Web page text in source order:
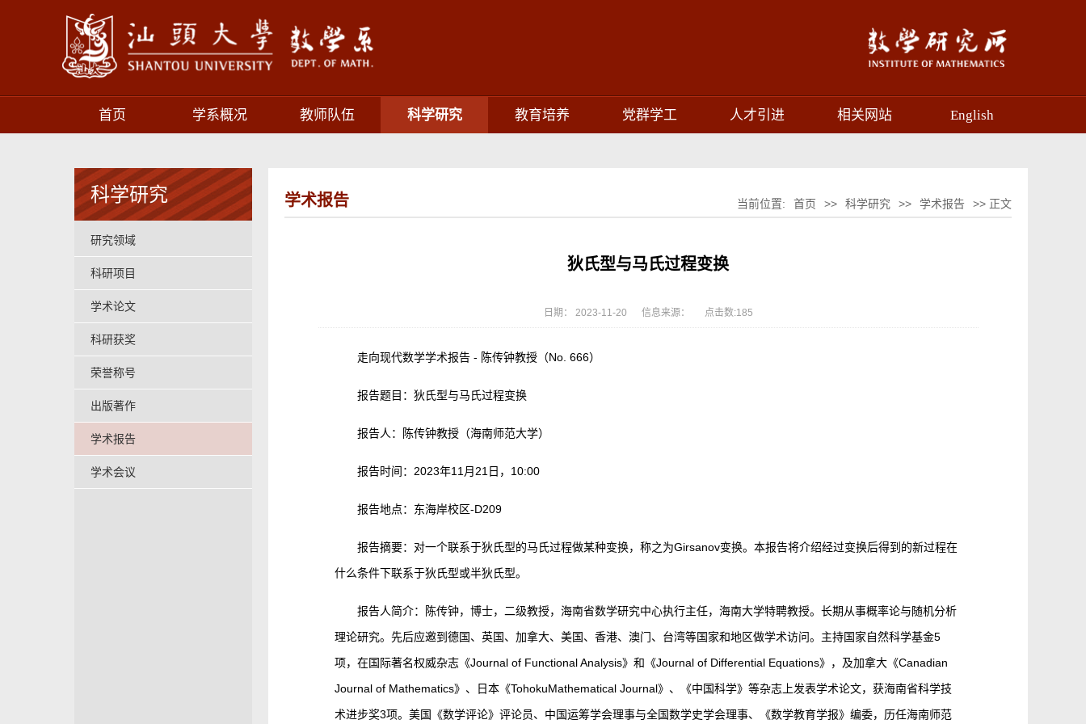
首页 学系概况 教师队伍 科学研究 教育培养 党群学工 人才引进 相关网站 English
科学研究
研究领域
科研项目
学术论文
科研获奖
荣誉称号
出版著作
学术报告
学术会议
学术报告 当前位置: 首页 >> 科学研究 >> 学术报告 >> 正文
狄氏型与马氏过程变换
日期： 2023-11-20 信息来源： 点击数:185
走向现代数学学术报告 - 陈传钟教授（No. 666）
报告题目：狄氏型与马氏过程变换
报告人：陈传钟教授（海南师范大学）
报告时间：2023年11月21日，10:00
报告地点：东海岸校区-D209
报告摘要：对一个联系于狄氏型的马氏过程做某种变换，称之为Girsanov变换。本报告将介绍经过变换后得到的新过程在
什么条件下联系于狄氏型或半狄氏型。
报告人简介：陈传钟，博士，二级教授，海南省数学研究中心执行主任，海南大学特聘教授。长期从事概率论与随机分析
理论研究。先后应邀到德国、英国、加拿大、美国、香港、澳门、台湾等国家和地区做学术访问。主持国家自然科学基金5
项，在国际著名权威杂志《Journal of Functional Analysis》和《Journal of Differential Equations》，及加拿大《Canadian
Journal of Mathematics》、日本《TohokuMathematical Journal》、《中国科学》等杂志上发表学术论文，获海南省科学技
术进步奖3项。美国《数学评论》评论员、中国运筹学会理事与全国数学史学会理事、《数学教育学报》编委，历任海南师范